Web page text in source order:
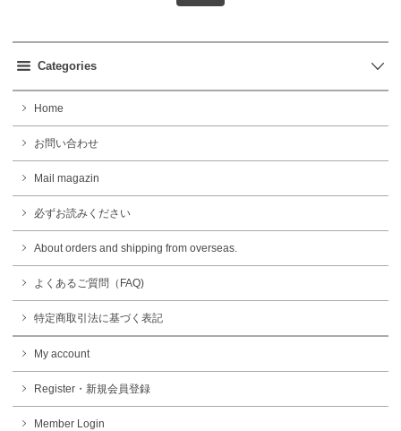
Categories
Home
お問い合わせ
Mail magazin
必ずお読みください
About orders and shipping from overseas.
よくあるご質問（FAQ)
特定商取引法に基づく表記
My account
Register・新規会員登録
Member Login